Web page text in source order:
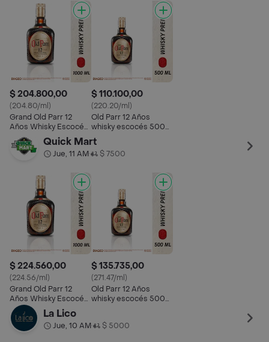
$ 204.800,00
(204.80/ml)
Grand Old Parr 12
Años Whisky Escocés
Blended Scotch
Premium
$ 110.100,00
(220.20/ml)
Old Parr 12 Años
whisky escocés 500
ml
Quick Mart
Jue, 11 AM• $ 7500
$ 224.560,00
(224.56/ml)
Grand Old Parr 12
Años Whisky Escocés
Blended Scotch
Premium
$ 135.735,00
(271.47/ml)
Old Parr 12 Años
whisky escocés 500
La Lico
Jue, 10 AM• $ 5000